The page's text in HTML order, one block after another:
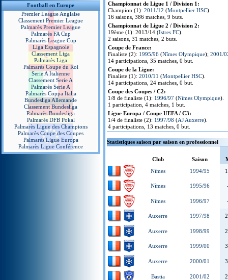
Football en Europe
Premier League Anglaise
Classement Premier League
Palmarès Premier League
Palmarès FA Cup
Palmarès League Cup
Liga Espagnole
Classement Liga
Palmarès Liga
Palmarès Coupe du Roi
Serie A Italienne
Classement Serie A
Palmarès Serie A
Palmarès Coppa Italia
Bundesliga Allemande
Classement Bundesliga
Palmarès Bundesliga
Palmarès DFB Pokal
Palmarès Ligue des Champions
Palmarès Coupe des Coupes
Palmarès Ligue Europa
Palmarès Ligue Conférence
Championnat de Ligue 1 / Division 1:
Champion (1): 2011/12 (Montpellier HSC).
16 saisons, 386 matches, 9 buts.
Championnat de Ligue 2 / Division 2:
19ème (1): 2013/14 (Istres FC).
2 saisons, 31 matches, 2 buts.
Coupe de France:
Finaliste (2): 1995/96 (Nîmes Olympique); 2001/
14 participations, 35 matches, 0 but.
Coupe de la Ligue:
Finaliste (1): 2010/11 (Montpellier HSC).
14 participations, 24 matches, 0 but.
Coupe des Coupes / C2:
1/8 de finaliste (1): 1996/97 (Nîmes Olympique).
1 participation, 4 matches, 1 but.
Ligue Europa / Coupe UEFA / C3:
1/4 de finaliste (2): 1997/98 (AJ Auxerre).
4 participations, 13 matches, 0 but.
Statistiques saison par saison en professionnel
Club Saison
Nîmes
1994/95
Nîmes 1995/96
Nîmes 1996/97
Auxerre 1997/98
Auxerre 1998/99
Auxerre 1999/00
Auxerre 2000/01
Bastia 2001/02